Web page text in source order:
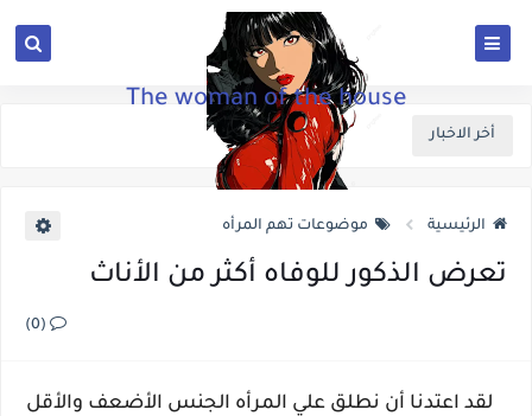
The woman of the house
أخر الاخبار
الرئيسية موضوعات تهم المرأه
تعرض الذكور للوفاه أكثر من الأناث
(0)
لقد اعتدنا أن نطلق علي المرأه الجنس الأضعف والأقل